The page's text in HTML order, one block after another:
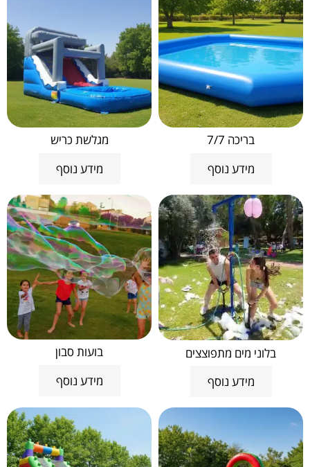
בריכה 7/7
מידע נוסף
מגלשת כריש
מידע נוסף
בלוני מים מתפוצצים
מידע נוסף
בועות סבון
מידע נוסף